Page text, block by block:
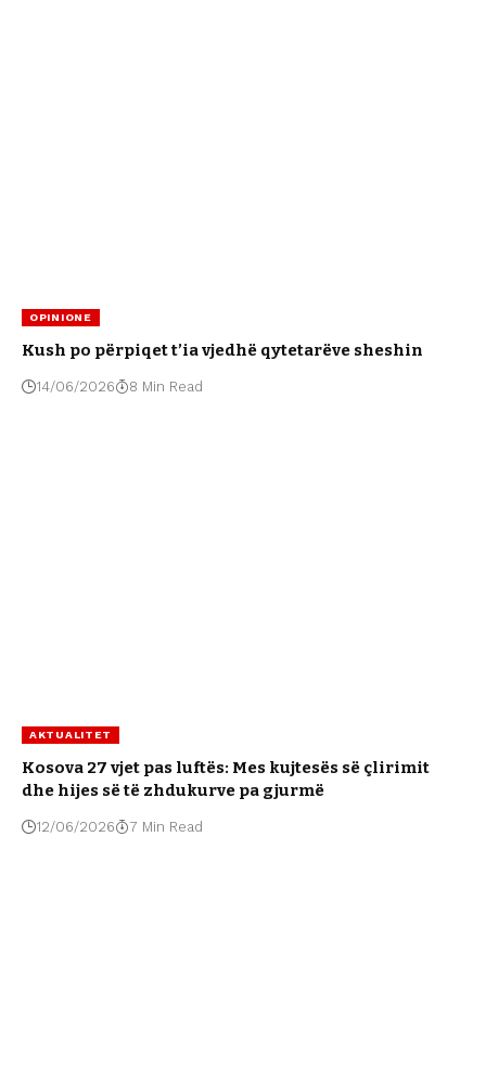
OPINIONE
Kush po përpiqet t’ia vjedhë qytetarëve sheshin
14/06/2026 8 Min Read
AKTUALITET
Kosova 27 vjet pas luftës: Mes kujtesës së çlirimit
dhe hijes së të zhdukurve pa gjurmë
12/06/2026 7 Min Read